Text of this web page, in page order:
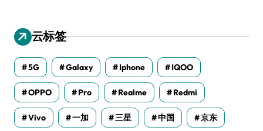
云标签
5G Galaxy Iphone IQOO
OPPO Pro Realme Redmi
Vivo 一加 三星 中国 京东